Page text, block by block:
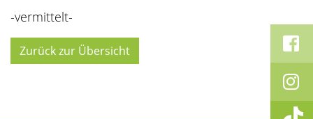
-vermittelt-
Zurück zur Übersicht